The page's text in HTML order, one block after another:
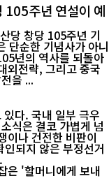
주년 연설이 예
당 창당 105주년 기
단순한 기념사가 아니
년의 역사를 되돌아
외전략, 그리고 중국
을 ...
다. 국내 일부 극우
식은 결코 가볍게 넘
이나 건전한 비판이
되지 않은 부정선거